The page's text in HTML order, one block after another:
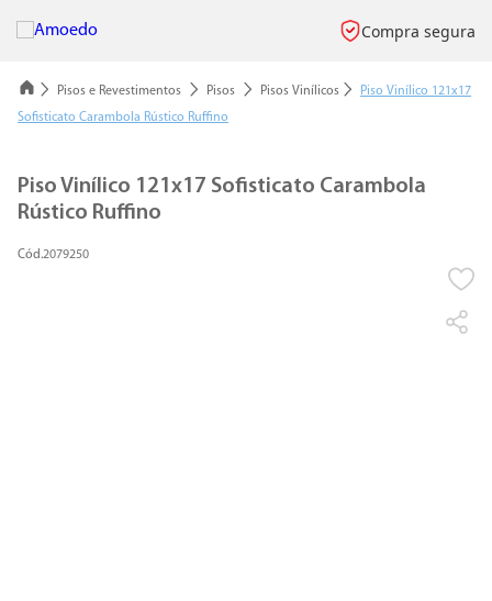
Compra segura
Pisos e Revestimentos Pisos Pisos Vinílicos
Piso Vinílico 121x17
Sofisticato Carambola Rústico Ruffino
Piso Vinílico 121x17 Sofisticato Carambola
Rústico Ruffino
2079250